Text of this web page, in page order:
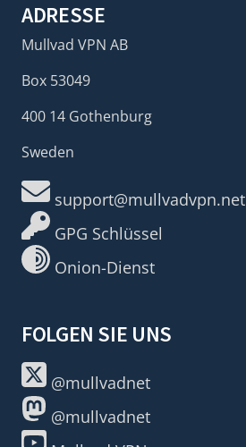
ADRESSE
Mullvad VPN AB
Box 53049
400 14 Gothenburg
Sweden
support@mullvadvpn.net
GPG Schlüssel
Onion-Dienst
FOLGEN SIE UNS
@mullvadnet
@mullvadnet